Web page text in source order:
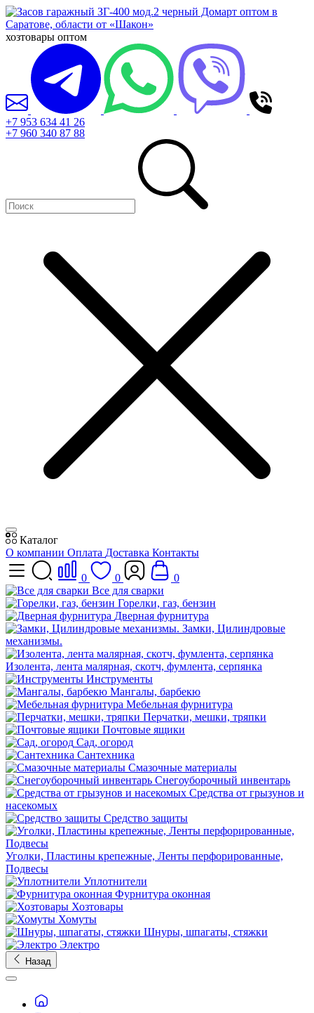
хозтовары оптом
+7 953 634 41 26
+7 960 340 87 88
Каталог
О компании Оплата Доставка Контакты
0 0
0
Все для сварки
Горелки, газ, бензин
Дверная фурнитура
Замки, Цилиндровые
механизмы.
Изолента, лента малярная, скотч, фумлента, серпянка
Инструменты
Мангалы, барбекю
Мебельная фурнитура
Перчатки, мешки, тряпки
Почтовые ящики
Сад, огород
Сантехника
Смазочные материалы
Снегоуборочный инвентарь
Средства от грызунов и
насекомых
Средство защиты
Уголки, Пластины крепежные, Ленты перфорированные,
Подвесы
Уплотнители
Фурнитура оконная
Хозтовары
Хомуты
Шнуры, шпагаты, стяжки
Электро
Назад